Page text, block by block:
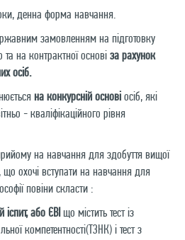
денна форма навчання.
замовленням на підготовку
на контрактної основіза рахунок
осіб.
на конкурсній основіосіб, які
- кваліфікаційного рівня
на навчання для здобуття вищої
що охочі вступати на навчання для
повіни скласти :
або ЄВІщо містить тест із
компетентності(ТЗНК) і тест з